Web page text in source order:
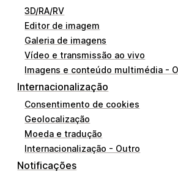
3D/RA/RV
Editor de imagem
Galeria de imagens
Vídeo e transmissão ao vivo
Imagens e conteúdo multimédia -
Internacionalização
Consentimento de cookies
Geolocalização
Moeda e tradução
Internacionalização - Outro
Notificações